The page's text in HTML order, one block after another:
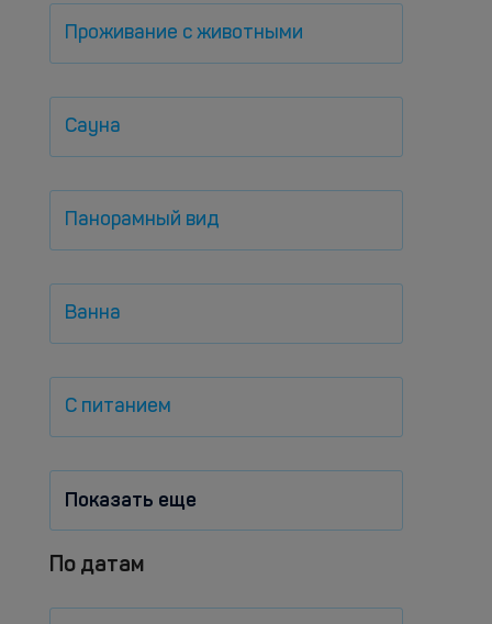
Проживание с животными
Сауна
Панорамный вид
Ванна
С питанием
Показать еще
По датам